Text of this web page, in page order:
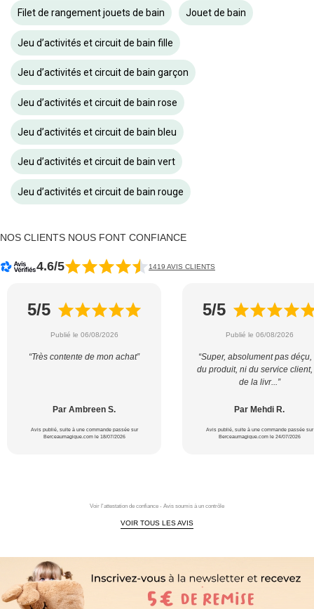
Filet de rangement jouets de bain Jouet de bain
Jeu d’activités et circuit de bain fille
Jeu d’activités et circuit de bain garçon
Jeu d’activités et circuit de bain rose
Jeu d’activités et circuit de bain bleu
Jeu d’activités et circuit de bain vert
Jeu d’activités et circuit de bain rouge
NOS CLIENTS NOUS FONT CONFIANCE
4.6/5 1419 AVIS CLIENTS
5/5
Publié le 06/08/2026
“Très contente de mon achat”
Par Ambreen S.
Avis publié, suite à une commande passée sur
Berceaumagique.com le 18/07/2026
5/5
Publié le 06/08/2026
“Super, absolument pas déçu,
du produit, ni du service
de la livr...”
Par Mehdi R.
Avis publié, suite à une commande passée sur
Berceaumagique.com le 24/07/2026
Voir l'attestation de confiance - Avis soumis à un contrôle
VOIR TOUS LES AVIS